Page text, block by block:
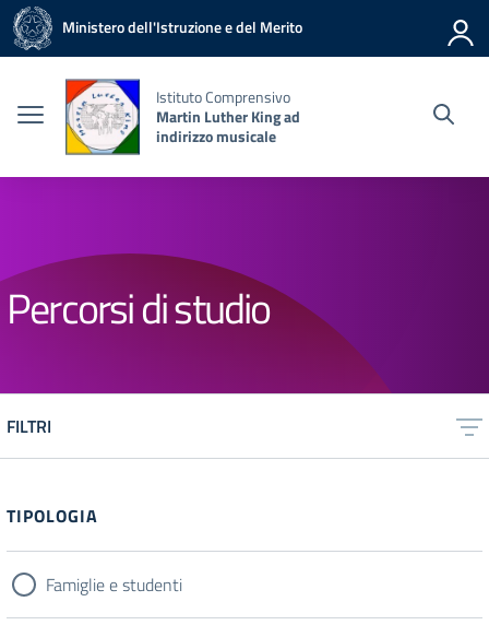
Vai ai contenuti
Vai al menu di navigazione
Vai al footer
Ministero dell'Istruzione e del Merito
Istituto Comprensivo
Martin Luther King ad
indirizzo musicale
Percorsi di studio
FILTRI
TIPOLOGIA
Famiglie e studenti